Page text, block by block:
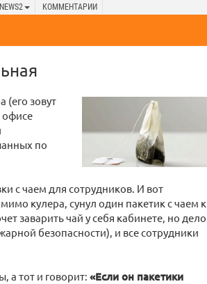
КОММЕНТАРИИ
зовут
офисе
по
с чаем для сотрудников. И вот
кулера, сунул один пакетик с чаем к
заварить чай у себя кабинете, но дело
безопасности), и все сотрудники
а тот и говорит: «Если он пакетики